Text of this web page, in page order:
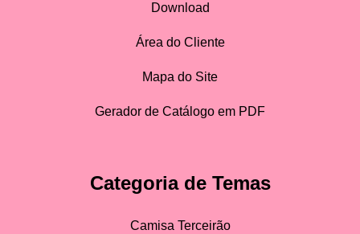
Download
Área do Cliente
Mapa do Site
Gerador de Catálogo em PDF
Categoria de Temas
Camisa Terceirão